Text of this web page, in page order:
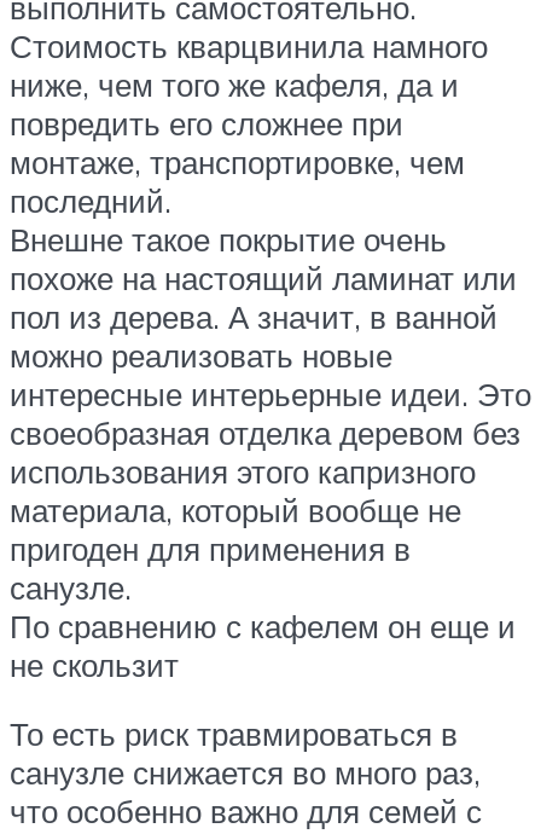
Стоимость кварцвинила намного
ниже, чем того же кафеля, да и
повредить его сложнее при
монтаже, транспортировке, чем
последний.
Внешне такое покрытие очень
похоже на настоящий ламинат или
пол из дерева. А значит, в ванной
можно реализовать новые
интересные интерьерные идеи. Это
своеобразная отделка деревом без
использования этого капризного
материала, который вообще не
пригоден для применения в
санузле.
По сравнению с кафелем он еще и
не скользит
То есть риск травмироваться в
санузле снижается во много раз,
что особенно важно для семей с